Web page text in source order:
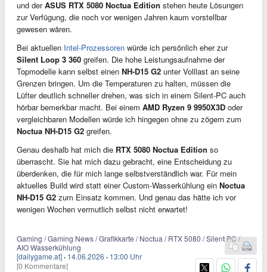
und derASUS RTX 5080 Noctua Edition stehen heute Lösungen
zur Verfügung, die noch vor wenigen Jahren kaum vorstellbar
gewesen wären.
Bei aktuellen Intel-Prozessoren würde ich persönlich eher zur
Silent Loop 3 360 greifen. Die hohe Leistungsaufnahme der
Topmodelle kann selbst einen NH-D15 G2 unter Volllast an seine
Grenzen bringen. Um die Temperaturen zu halten, müssen die
Lüfter deutlich schneller drehen, was sich in einem Silent-PC auch
hörbar bemerkbar macht. Bei einem AMD Ryzen 9 9950X3D oder
vergleichbaren Modellen würde ich hingegen ohne zu zögern zum
Noctua NH-D15 G2 greifen.
Genau deshalb hat mich die RTX 5080 Noctua Edition so
überrascht. Sie hat mich dazu gebracht, eine Entscheidung zu
überdenken, die für mich lange selbstverständlich war. Für mein
aktuelles Build wird statt einer Custom-Wasserkühlung ein Noctua
NH-D15 G2 zum Einsatz kommen. Und genau das hätte ich vor
wenigen Wochen vermutlich selbst nicht erwartet!
Gaming / Gaming News / Grafikkarte / Noctua / RTX 5080 / Silent PC /
AIO Wasserkühlung
[dailygame.at] · 14.06.2026 · 13:00 Uhr
[0 Kommentare]